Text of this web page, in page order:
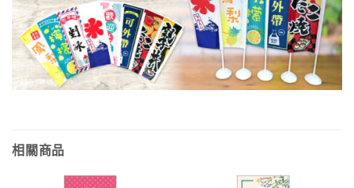
相關商品